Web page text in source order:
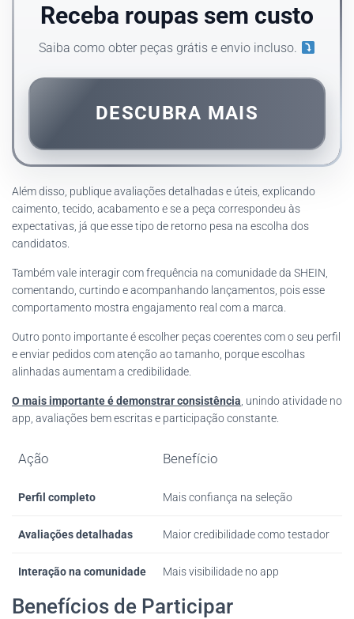
Receba roupas sem custo
Saiba como obter peças grátis e envio incluso.
DESCUBRA MAIS
Além disso, publique avaliações detalhadas e úteis, explicando
caimento, tecido, acabamento e se a peça correspondeu às
expectativas, já que esse tipo de retorno pesa na escolha dos
candidatos.
Também vale interagir com frequência na comunidade da SHEIN,
comentando, curtindo e acompanhando lançamentos, pois esse
comportamento mostra engajamento real com a marca.
Outro ponto importante é escolher peças coerentes com o seu perfil
e enviar pedidos com atenção ao tamanho, porque escolhas
alinhadas aumentam a credibilidade.
O mais importante é demonstrar consistência , unindo atividade no
app, avaliações bem escritas e participação constante.
Ação Benefício
Perfil completo Mais confiança na seleção
Avaliações detalhadas Maior credibilidade como testador
Interação na comunidade Mais visibilidade no app
Benefícios de Participar